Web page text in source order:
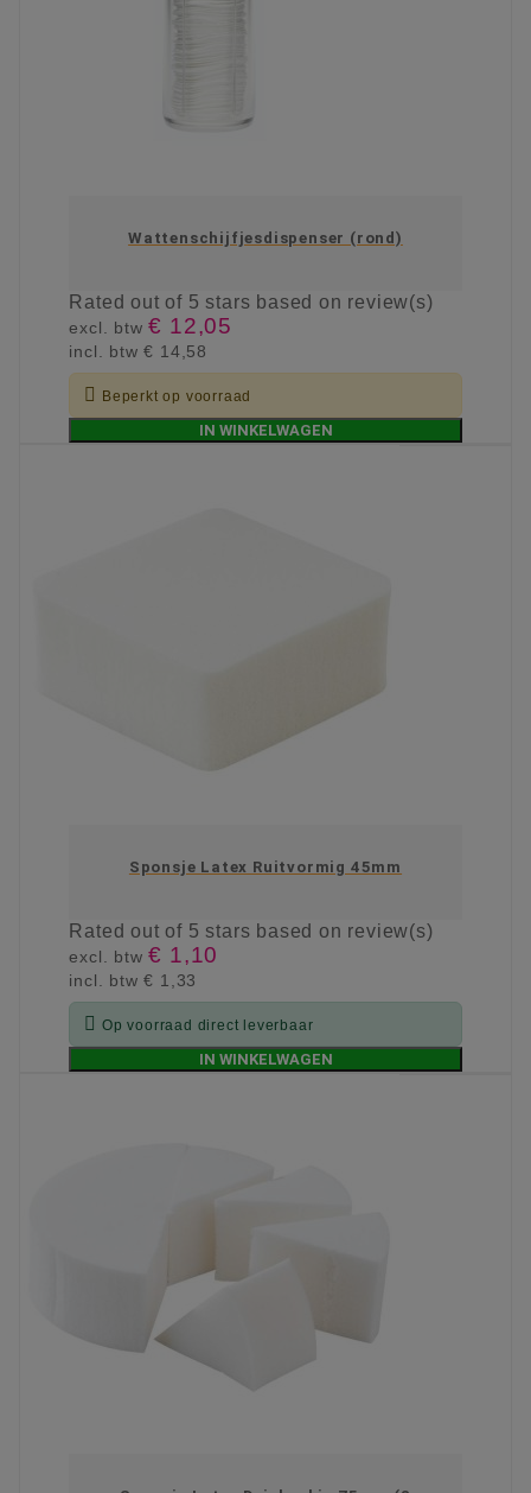
Wattenschijfjesdispenser (rond)
Ratedout of 5 stars based on review(s)
excl. btw€ 12,05
incl. btw€ 14,58
 Beperkt op voorraad
IN WINKELWAGEN
Sponsje Latex Ruitvormig 45mm
Ratedout of 5 stars based on review(s)
excl. btw€ 1,10
incl. btw€ 1,33
 Op voorraad direct leverbaar
IN WINKELWAGEN